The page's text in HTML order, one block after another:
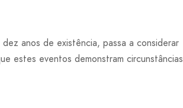
anos de existência, passa a considerar
estes eventos demonstram circunstâncias